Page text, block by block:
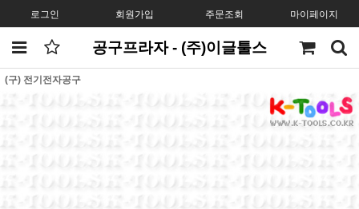
로그인 회원가입 주문조회 마이페이지
공구프라자 - (주)이글툴스
(구) 전기전자공구